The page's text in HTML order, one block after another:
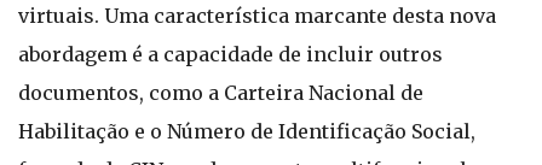
virtuais. Uma característica marcante desta nova
abordagem é a capacidade de incluir outros
documentos, como a Carteira Nacional de
Habilitação e o Número de Identificação Social,